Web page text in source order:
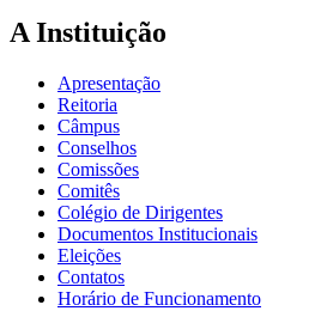
A Instituição
Apresentação
Reitoria
Câmpus
Conselhos
Comissões
Comitês
Colégio de Dirigentes
Documentos Institucionais
Eleições
Contatos
Horário de Funcionamento